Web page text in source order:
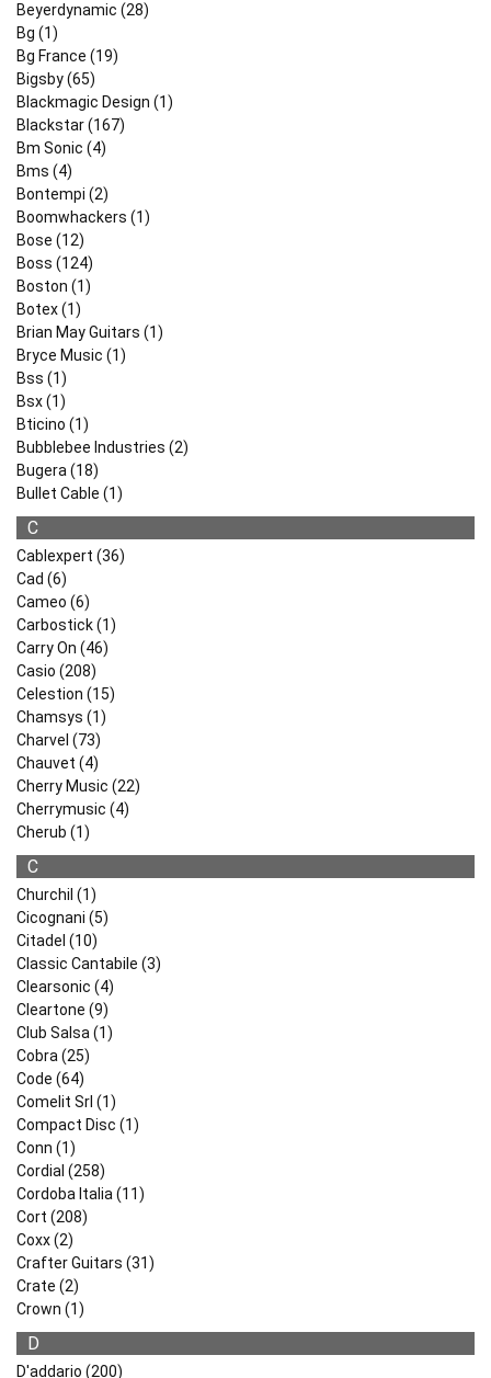
Beyerdynamic (28)
Bg (1)
Bg France (19)
Bigsby (65)
Blackmagic Design (1)
Blackstar (167)
Bm Sonic (4)
Bms (4)
Bontempi (2)
Boomwhackers (1)
Bose (12)
Boss (124)
Boston (1)
Botex (1)
Brian May Guitars (1)
Bryce Music (1)
Bss (1)
Bsx (1)
Bticino (1)
Bubblebee Industries (2)
Bugera (18)
Bullet Cable (1)
C
Cablexpert (36)
Cad (6)
Cameo (6)
Carbostick (1)
Carry On (46)
Casio (208)
Celestion (15)
Chamsys (1)
Charvel (73)
Chauvet (4)
Cherry Music (22)
Cherrymusic (4)
Cherub (1)
C
Churchil (1)
Cicognani (5)
Citadel (10)
Classic Cantabile (3)
Clearsonic (4)
Cleartone (9)
Club Salsa (1)
Cobra (25)
Code (64)
Comelit Srl (1)
Compact Disc (1)
Conn (1)
Cordial (258)
Cordoba Italia (11)
Cort (208)
Coxx (2)
Crafter Guitars (31)
Crate (2)
Crown (1)
D
D'addario (200)